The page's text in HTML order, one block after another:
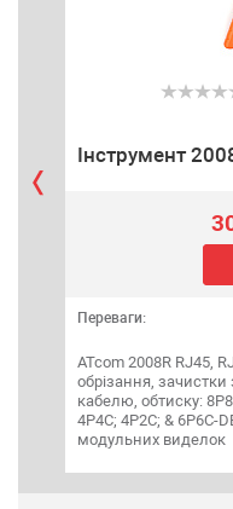
Інструмент
Переваги:
ATcom 2008R RJ45,
обрізання, зачистки
кабелю, обтиску:
4P4C; 4P2C; & 6P6C-
модульних виделок